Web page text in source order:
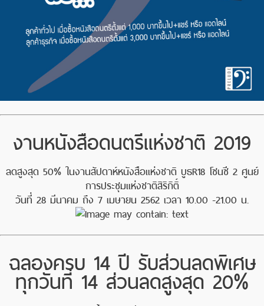
งานหนังสือดนตรีแห่งชาติ 2019
ลดสูงสุด 50% ในงานสัปดาห์หนังสือแห่งชาติ บูธR18 โซนซี 2 ศูนย์
การประชุมแห่งชาติสิริกิติ์
วันที่ 28 มีนาคม ถึง 7 เมษายน 2562 เวลา 10.00 -21.00 น.
ฉลองครบ 14 ปี รับส่วนลดพิเศษ
ทุกวันที่ 14 ส่วนลดสูงสุด 20%